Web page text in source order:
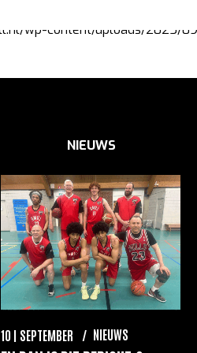
NIEUWS
10 SEPTEMBER NIEUWS